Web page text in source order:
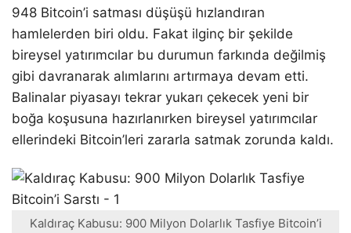
948 Bitcoin’i satması düşüşü hızlandıran
hamlelerden biri oldu. Fakat ilginç bir şekilde
bireysel yatırımcılar bu durumun farkında değilmiş
gibi davranarak alımlarını artırmaya devam etti.
Balinalar piyasayı tekrar yukarı çekecek yeni bir
boğa koşusuna hazırlanırken bireysel yatırımcılar
ellerindeki Bitcoin’leri zararla satmak zorunda kaldı.
Kaldıraç Kabusu: 900 Milyon Dolarlık Tasfiye Bitcoin’i